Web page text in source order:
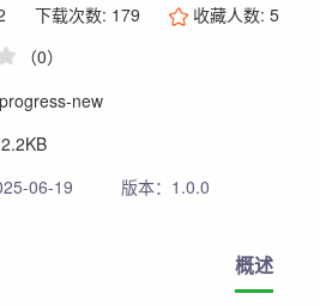
下载次数: 179 收藏人数:5
（0）
new
06-19
版本：1.0.0
概述